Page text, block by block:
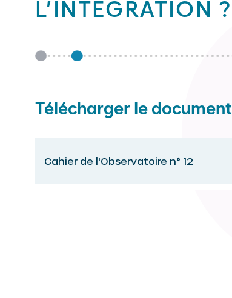
L’INTÉGRATION ?
Télécharger le document
Cahier de l'Observatoire n° 12